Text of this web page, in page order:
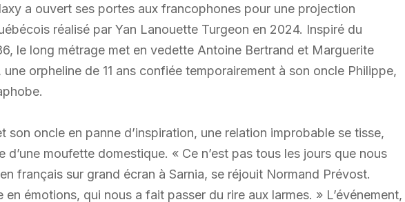
a ouvert ses portes aux francophones pour une projection
réalisé par Yan Lanouette Turgeon en 2024. Inspiré du
le long métrage met en vedette Antoine Bertrand et Marguerite
une orpheline de 11 ans confiée temporairement à son oncle Philippe,
son oncle en panne d’inspiration, une relation improbable se tisse,
moufette domestique. « Ce n’est pas tous les jours que nous
français sur grand écran à Sarnia, se réjouit Normand Prévost.
en émotions, qui nous a fait passer du rire aux larmes. » L’événement,